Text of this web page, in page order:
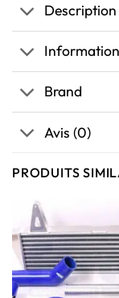
Description
Brand
Avis (0)
PRODUITS